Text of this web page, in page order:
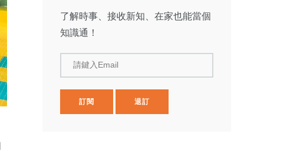
了解時事、接收新知、在家也能當個
知識通！
請鍵入Email
訂閱 退訂